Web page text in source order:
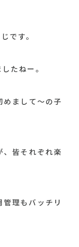
です。
たねー。
めまして～の子
、皆それぞれ楽
理もバッチリ